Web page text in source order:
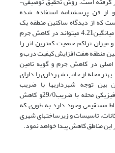
از فن پرسشنامه استفاده شده
که از دیدگاه ساکنین منطقه یک
می­تواند در کاهش جرم
تراکم جمعیت کمترین اثر را
منطقه هفت افزایش کیفیت درب و
با میانگین4.46عامل اصلی در کاهش جرم و گویه تامین
محله از جانب شهرداری را دارای
بین توجه شهرداری­ها با ضریب
محله با ضریب29/0و کاهش
در مناطق 1 و 7 ارتباط مستقیمی وجود دارد به طوری که
تاسیسات و زیرساخت­های شهری
مناطق کاهش پیدا خواهد نمود.